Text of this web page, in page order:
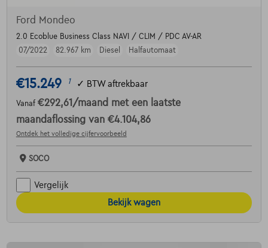
Ford Mondeo
2.0 Ecoblue Business Class NAVI / CLIM / PDC AV-AR
07/2022
82.967 km Diesel Halfautomaat
€15.249 1 ✓ BTW aftrekbaar
Vanaf €292,61 /maand met een laatste
maandaflossing van €4.104,86
Ontdek het volledige cijfervoorbeeld
SOCO
Vergelijk
Bekijk wagen